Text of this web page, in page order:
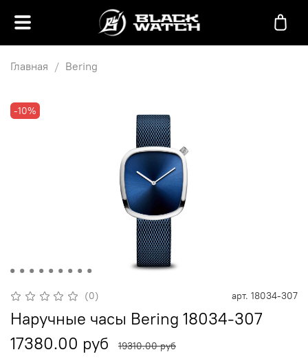
Главная Bering
-10%
(0) арт. 18034-307
Наручные часы Bering 18034-307
17380.00 руб
19310.00 руб